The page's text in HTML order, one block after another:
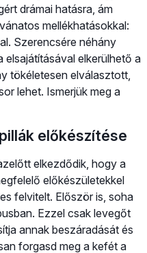
drámai hatásra, ám
mellékhatásokkal:
Szerencsére néhány
elkerülhető a
tökéletesen elválasztott,
lehet. Ismerjük meg a
előkészítése
elkezdődik, hogy a
előkészületekkel
felvitelt. Először is, soha
Ezzel csak levegőt
annak beszáradását és
forgasd meg a kefét a